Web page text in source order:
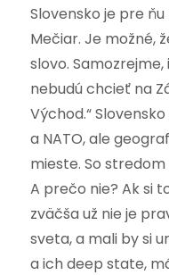
Slovensko je pre
Mečiar. Je možné,
slovo. Samozrejme,
nebudú chcieť na
Východ.“
a NATO, ale
mieste. So
A prečo nie? Ak si
zväčša už nie je
sveta, a mali by si
a ich deep state,